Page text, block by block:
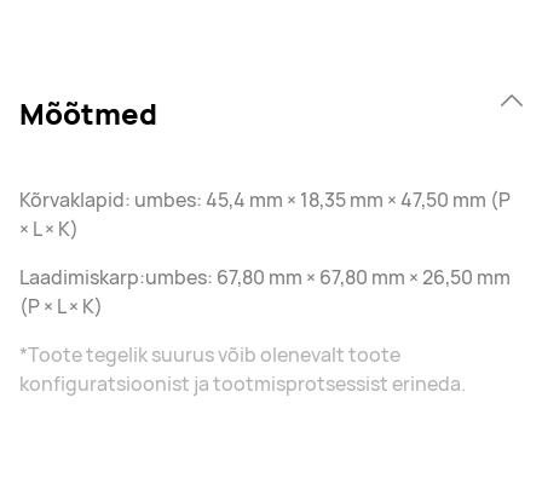
Mõõtmed
Kõrvaklapid: umbes: 45,4 mm × 18,35 mm × 47,50 mm (P
× L × K)
Laadimiskarp:umbes: 67,80 mm × 67,80 mm × 26,50 mm
(P × L × K)
*Toote tegelik suurus võib olenevalt toote
konfiguratsioonist ja tootmisprotsessist erineda.